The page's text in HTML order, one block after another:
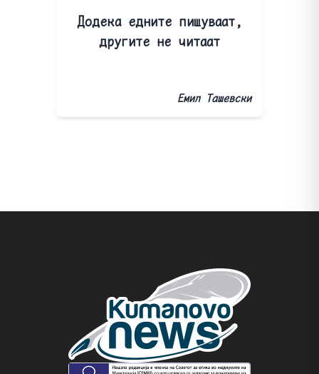
Додека едните пишуваат,
другите не читаат
Емил Ташевски